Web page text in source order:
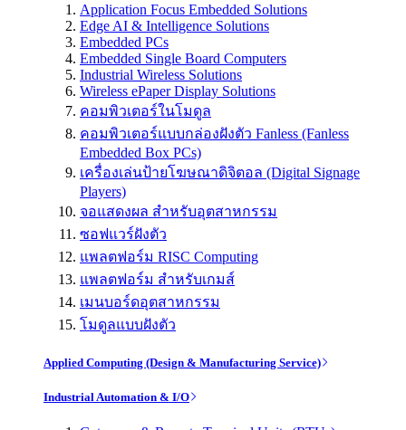
Application Focus Embedded Solutions
Edge AI & Intelligence Solutions
Embedded PCs
Embedded Single Board Computers
Industrial Wireless Solutions
Wireless ePaper Display Solutions
คอมพิวเตอร์ในโมดูล
คอมพิวเตอร์แบบกล่องฝังตัว Fanless (Fanless
Embedded Box PCs)
เครื่องเล่นป้ายโฆษณาดิจิตอล (Digital Signage
Players)
จอแสดงผล สำหรับอุตสาหกรรม
ซอฟแวร์ฝังตัว
แพลตฟอร์ม RISC Computing
แพลตฟอร์ม สำหรับเกมส์
เมนบอร์ดอุตสาหกรรม
โมดูลแบบฝังตัว
Applied Computing (Design & Manufacturing Service)
Industrial Automation & I/O